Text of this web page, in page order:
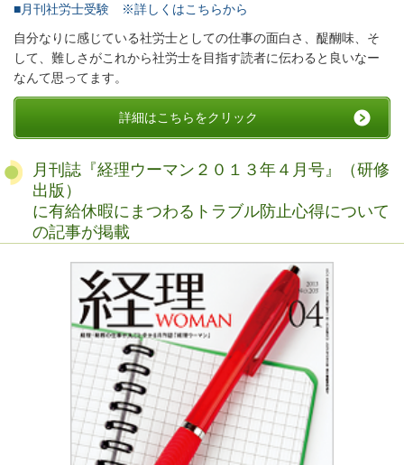
■月刊社労士受験 ※詳しくはこちらから
自分なりに感じている社労士としての仕事の面白さ、醍醐味、そ
して、難しさがこれから社労士を目指す読者に伝わると良いなー
なんて思ってます。
詳細はこちらをクリック
月刊誌『経理ウーマン２０１３年４月号』（研修
出版）
に有給休暇にまつわるトラブル防止心得について
の記事が掲載